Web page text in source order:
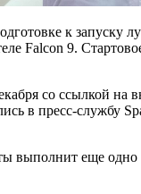
к
Falcon 9.
со ссылкой на
в пресс-службу
выполнит еще